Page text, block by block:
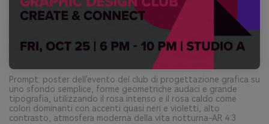
Prompt: poster dell'evento del club di progettazione grafica su
uno sfondo semplice, forme geometriche audaci e grande
tipografia, utilizzando il rosa intenso e il rosa caldo come
colori dominanti con accenti quasi neri e violetti, alto
contrasto, atmosfera moderna della vita notturna-AR 4:3